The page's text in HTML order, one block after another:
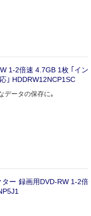
1-2倍速 4.7GB 1枚 ｢イン
｣ HDDRW12NCP1SC
データの保存に｡
ター 録画用DVD-RW 1-2倍